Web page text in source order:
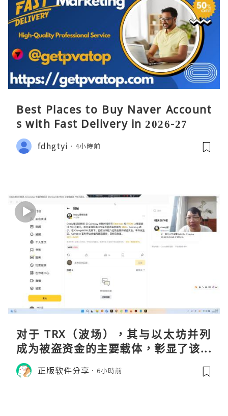
Best Places to Buy Naver Account
s with Fast Delivery in 2026-27
fdhgtyi 4小時前
对于 TRX（波场），其与以太坊并列
成为被盗资金的主要载体，彰显了该网
络在加密金融领域的巨大流动性与渗透
率。黑客选择在波场上进行大规模操
正版软件分享 6小時前